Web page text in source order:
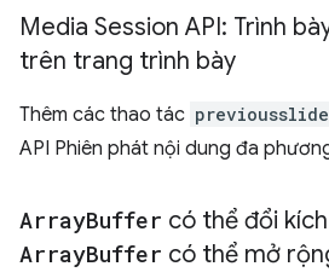
Media Session API: Trình
trên trang trình bày
Thêm các thao tác previousslide
API Phiên phát nội dung đa
ArrayBuffer có thể đổi
ArrayBuffer có thể mở